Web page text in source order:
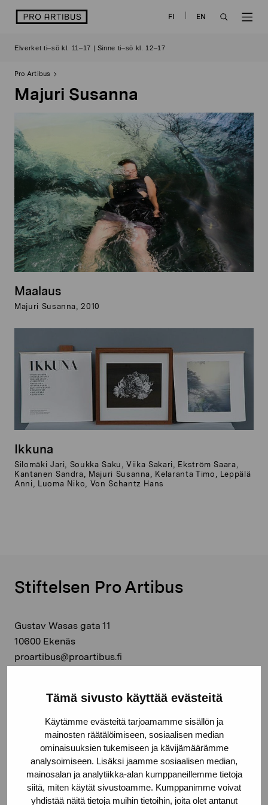
Tämä sivusto käyttää evästeitä
Käytämme evästeitä tarjoamamme sisällön ja
mainosten räätälöimiseen, sosiaalisen median
ominaisuuksien tukemiseen ja kävijämäärämme
analysoimiseen. Lisäksi jaamme sosiaalisen median,
mainosalan ja analytiikka-alan kumppaneillemme tietoja
siitä, miten käytät sivustoamme. Kumppanimme voivat
yhdistää näitä tietoja muihin tietoihin, joita olet antanut
logo FI
EN
Elverket ti–sö kl. 11–17 | Sinne ti–sö kl. 12–17
Pro Artibus
Majuri Susanna
Maalaus
Majuri Susanna, 2010
Ikkuna
Silomäki Jari, Soukka Saku, Viika Sakari, Ekström Saara,
Kantanen Sandra, Majuri Susanna, Kelaranta Timo, Leppälä
Anni, Luoma Niko, Von Schantz Hans
Stiftelsen Pro Artibus
Gustav Wasas gata 11
10600 Ekenäs
proartibus@proartibus.fi
Kontakta oss